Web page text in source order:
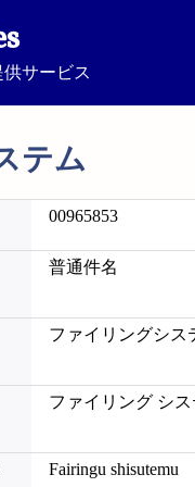
サービス
テム
00965853
普通件名
ファイリングシス
ファイリング シス
Fairingu shisutemu